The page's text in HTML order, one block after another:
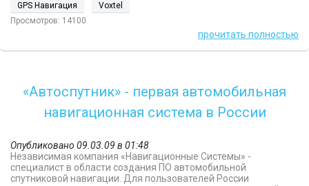
GPS Навигация
Voxtel
Просмотров: 14100
прочитать полностью
«Автоспутник» - первая автомобильная
навигационная система в России
Опубликовано 09.03.09 в 01:48
Независимая компания «Навигационные Системы» -
специалист в области создания ПО автомобильной
спутниковой навигации. Для пользователей России